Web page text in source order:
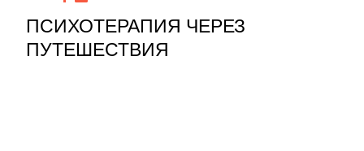
ПСИХОТЕРАПИЯ ЧЕРЕЗ
ПУТЕШЕСТВИЯ